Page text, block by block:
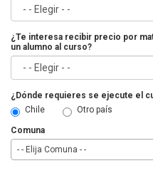
¿Te interesa recibir precio por
un alumno al curso?
¿Dónde requieres se ejecute el
Chile
Otro país
Comuna
- - Elija Comuna - -